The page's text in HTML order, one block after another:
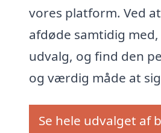
vores platform. Ved
afdøde samtidig
udvalg, og find den
og værdig måde at
Se hele udvalget af